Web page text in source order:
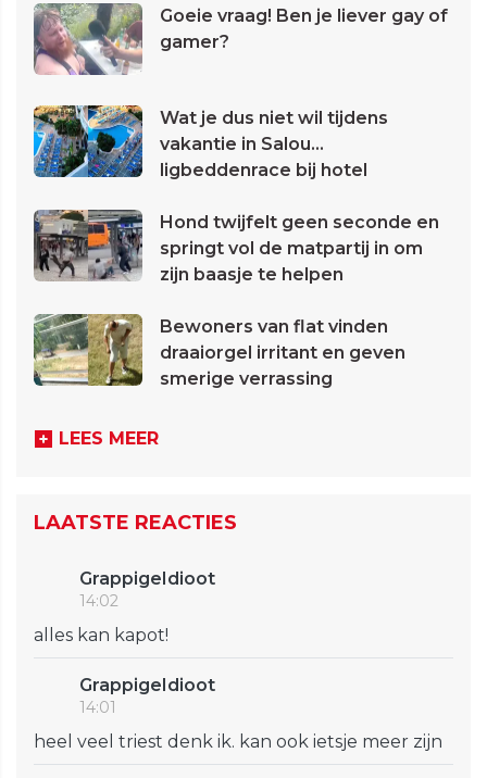
Goeie vraag! Ben je liever gay of
gamer?
Wat je dus niet wil tijdens
vakantie in Salou...
ligbeddenrace bij hotel
Hond twijfelt geen seconde en
springt vol de matpartij in om
zijn baasje te helpen
Bewoners van flat vinden
draaiorgel irritant en geven
smerige verrassing
LEES MEER
LAATSTE REACTIES
GrappigeIdioot
14:02
alles kan kapot!
GrappigeIdioot
14:01
heel veel triest denk ik. kan ook ietsje meer zijn